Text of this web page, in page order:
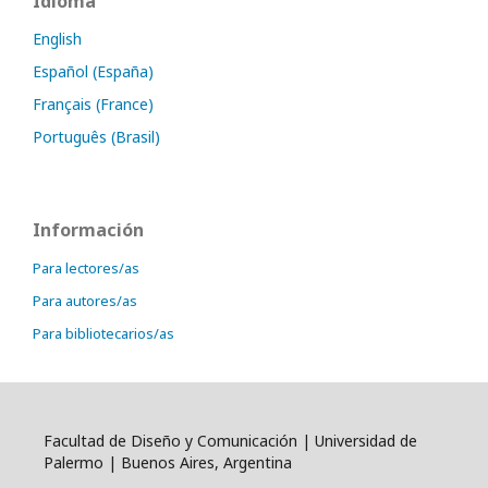
English
Español (España)
Français (France)
Português (Brasil)
Información
Para lectores/as
Para autores/as
Para bibliotecarios/as
Facultad de Diseño y Comunicación | Universidad de
Palermo | Buenos Aires, Argentina